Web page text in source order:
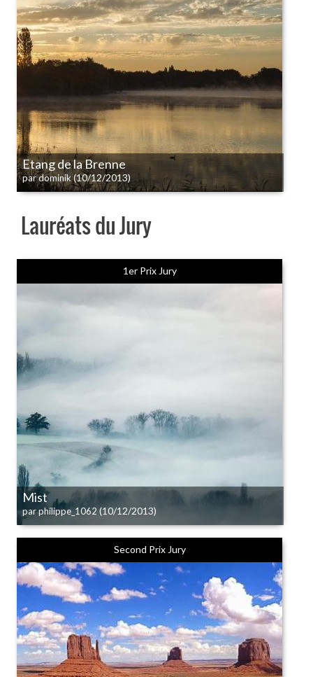
Etang de la Brenne
par dominik(10/12/2013)
Lauréats du Jury
1er Prix Jury
Mist
par philippe_1062 (10/12/2013)
Second Prix Jury